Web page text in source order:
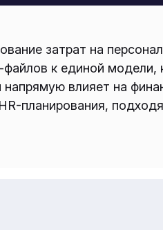
затрат на
к единой модели,
влияет на
планирования,